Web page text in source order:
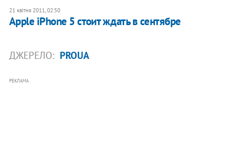
21 квітня 2011, 02:50
Apple iPhone 5 стоит ждать в сентябре
ДЖЕРЕЛО: PROUA
РЕКЛАМА